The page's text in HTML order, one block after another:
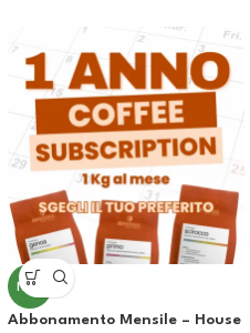
NEW
Abbonamento Mensile – House